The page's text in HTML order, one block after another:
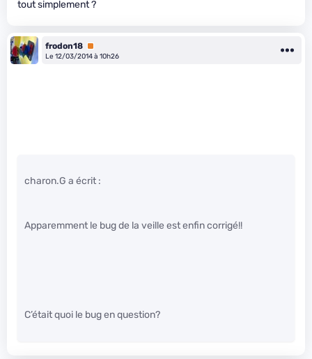
tout simplement ?
frodon18 Premium
Le 12/03/2014 à 10h26
charon.G a écrit :
Apparemment le bug de la veille est enfin corrigé!!
C’était quoi le bug en question?